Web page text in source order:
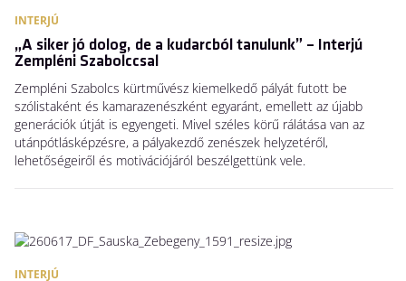
INTERJÚ
„A siker jó dolog, de a kudarcból tanulunk” – Interjú
Zempléni Szabolccsal
Zempléni Szabolcs kürtművész kiemelkedő pályát futott be
szólistaként és kamarazenészként egyaránt, emellett az újabb
generációk útját is egyengeti. Mivel széles körű rálátása van az
utánpótlásképzésre, a pályakezdő zenészek helyzetéről,
lehetőségeiről és motivációjáról beszélgettünk vele.
INTERJÚ